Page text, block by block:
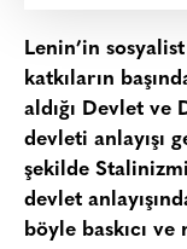
Lenin’in
katkıların
aldığı Devlet ve
devleti anlayışı
şekilde
devlet
böyle baskıcı